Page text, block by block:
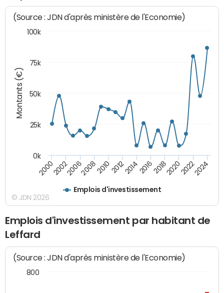
Montants (€)
(Source : JDN d'après ministère de l'Economie)
Emplois d'investissement
200020022006200820102012201420162018202020222024
0k
25k
50k
75k
100k
© JDN 2026
Emplois d'investissement par habitant de
Leffard
(Source : JDN d'après ministère de l'Economie)
800